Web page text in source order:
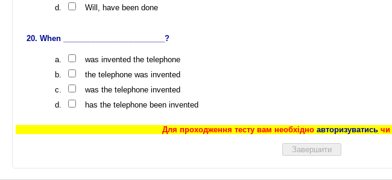
Will, have been done
When ________________________?
was invented the telephone
the telephone was invented
was the telephone invented
has the telephone been invented
Для проходження тесту вам необхідно авторизуватисьчи